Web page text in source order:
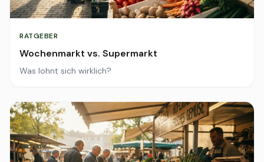
RATGEBER
Wochenmarkt vs. Supermarkt
Was lohnt sich wirklich?